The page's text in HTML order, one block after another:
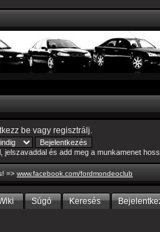
be vagy regisztrálj
jelszavaddal és add meg a munkamenet
=> www.facebook.com/fordmondeoclub
Súgó Keresés